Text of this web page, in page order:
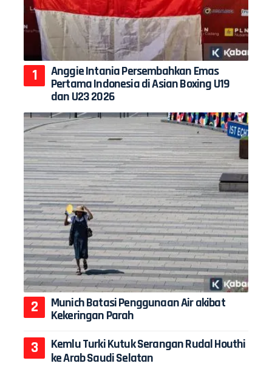
Anggie Intania Persembahkan Emas
Pertama Indonesia di Asian Boxing U19
dan U23 2026
Munich Batasi Penggunaan Air akibat
Kekeringan Parah
Kemlu Turki Kutuk Serangan Rudal Houthi
ke Arab Saudi Selatan